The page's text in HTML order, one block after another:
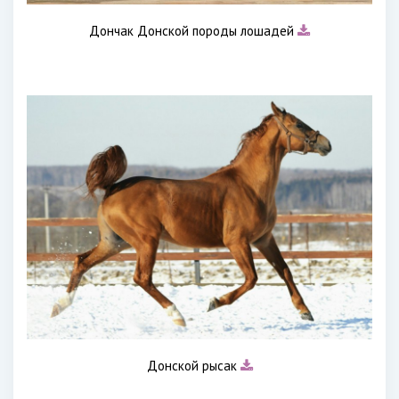
Дончак Донской породы лошадей
Донской рысак